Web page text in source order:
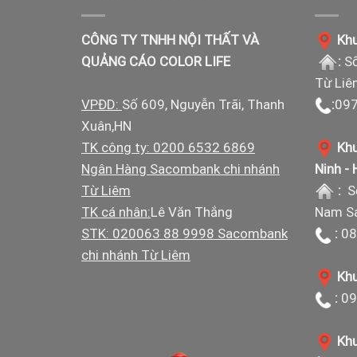
CÔNG TY TNHH NỘI THẤT VÀ
QUẢNG CÁO COLOR LIFE
VPĐD: Số 609, Nguyễn Trãi, Thanh
Xuân,HN
TK công ty: 0200 6532 6869
Ngân Hàng Sacombank chi nhánh
Từ Liêm
TK cá nhân:Lê Văn Thắng
STK: 020063 88 9998 Sacombank
chi nhánh Từ Liêm
:
Từ
:
Ninh -
:
Nam
:
: